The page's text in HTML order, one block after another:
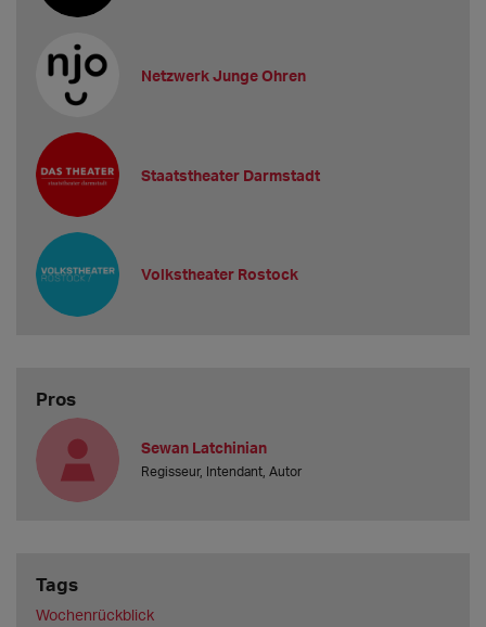
Netzwerk Junge Ohren
Staatstheater Darmstadt
Volkstheater Rostock
Pros
Sewan Latchinian
Regisseur, Intendant, Autor
Tags
Wochenrückblick